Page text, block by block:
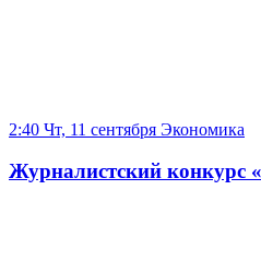
2:40 Чт, 11 сентября Экономика
Журналистский конкурс